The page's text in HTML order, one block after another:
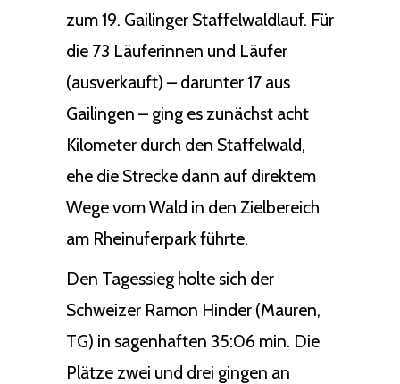
zum 19. Gailinger Staffelwaldlauf. Für
die 73 Läuferinnen und Läufer
(ausverkauft) – darunter 17 aus
Gailingen – ging es zunächst acht
Kilometer durch den Staffelwald,
ehe die Strecke dann auf direktem
Wege vom Wald in den Zielbereich
am Rheinuferpark führte.
Den Tagessieg holte sich der
Schweizer Ramon Hinder (Mauren,
TG) in sagenhaften 35:06 min. Die
Plätze zwei und drei gingen an